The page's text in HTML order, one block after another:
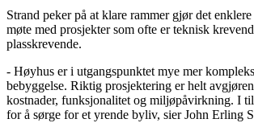
Strand peker på at klare rammer gjør det
møte med prosjekter som ofte er teknisk
plasskrevende.
- Høyhus er i utgangspunktet mye mer
bebyggelse. Riktig prosjektering er helt
kostnader, funksjonalitet og miljøpåvirkning. I
for å sørge for et yrende byliv, sier John Erling